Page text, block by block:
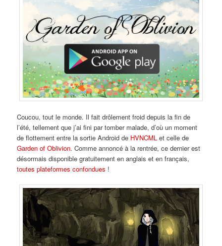
Coucou, tout le monde. Il fait drôlement froid depuis la fin de
l’été, tellement que j’ai fini par tomber malade, d’où un moment
de flottement entre la sortie Android de HVNCML et celle de
Garden of Oblivion. Comme annoncé à la rentrée, ce dernier est
désormais disponible gratuitement en anglais et en français,
toutes plateformes confondues !